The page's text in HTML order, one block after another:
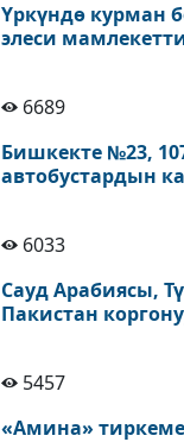
Үркүндө курман
элеси
6689
Бишкекте №23,
автобустардын
6033
Сауд Арабиясы,
Пакистан
5457
«Амина»